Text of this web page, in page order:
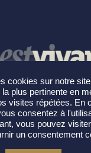
cookies sur notre
plus pertinente en
visites répétées. En
consentez à
vous pouvez
un consentement